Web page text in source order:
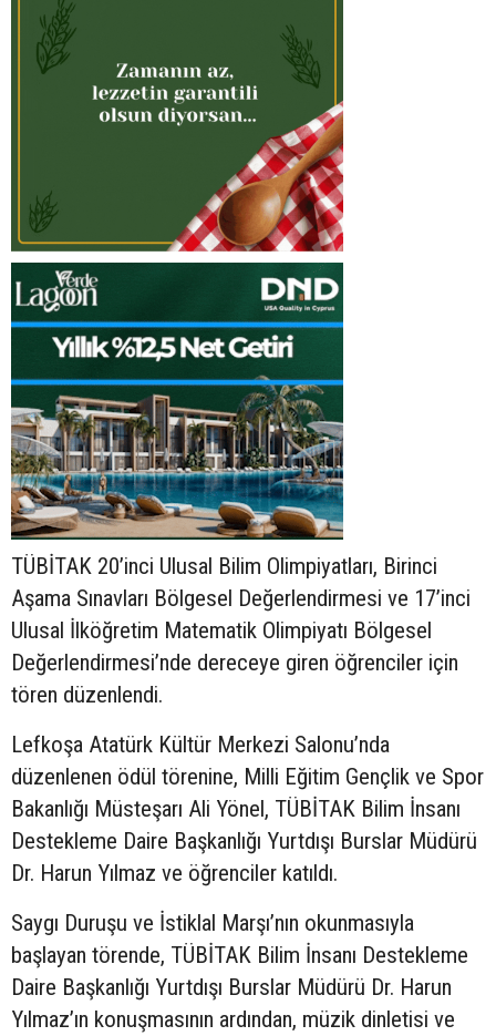
TÜBİTAK 20’inci Ulusal Bilim Olimpiyatları, Birinci
Aşama Sınavları Bölgesel Değerlendirmesi ve 17’inci
Ulusal İlköğretim Matematik Olimpiyatı Bölgesel
Değerlendirmesi’nde dereceye giren öğrenciler için
tören düzenlendi.
Lefkoşa Atatürk Kültür Merkezi Salonu’nda
düzenlenen ödül törenine, Milli Eğitim Gençlik ve Spor
Bakanlığı Müsteşarı Ali Yönel, TÜBİTAK Bilim İnsanı
Destekleme Daire Başkanlığı Yurtdışı Burslar Müdürü
Dr. Harun Yılmaz ve öğrenciler katıldı.
Saygı Duruşu ve İstiklal Marşı’nın okunmasıyla
başlayan törende, TÜBİTAK Bilim İnsanı Destekleme
Daire Başkanlığı Yurtdışı Burslar Müdürü Dr. Harun
Yılmaz’ın konuşmasının ardından, müzik dinletisi ve